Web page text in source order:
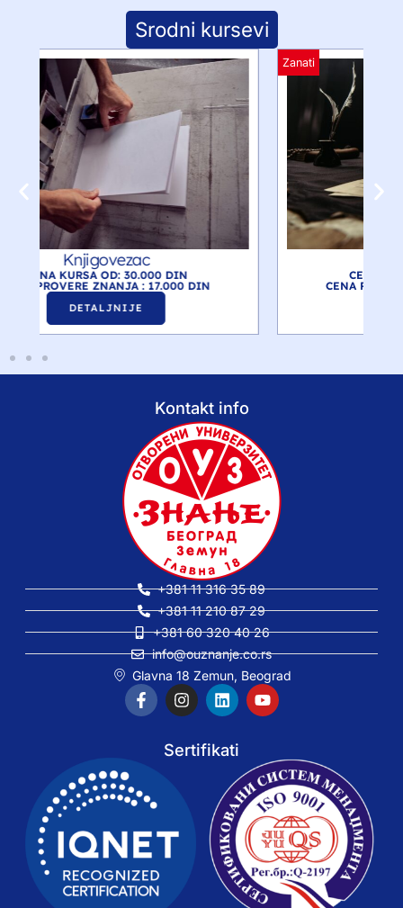
Srodni kursevi
Zanati
CENA KURSA OD: 30.000 DIN
CENA PROVERE ZNANJA : 17.000 DIN
Kontakt info
+381 11 316 35 89
+381 11 210 87 29
+381 60 320 40 26
info@ouznanje.co.rs
Glavna 18 Zemun, Beograd
Sertifikati